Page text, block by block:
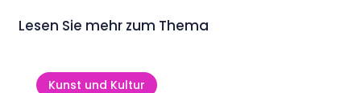
Lesen Sie mehr zum Thema
Kunst und Kultur